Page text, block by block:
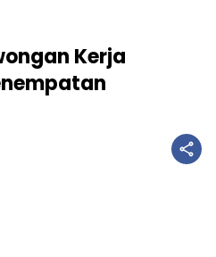
Kerja